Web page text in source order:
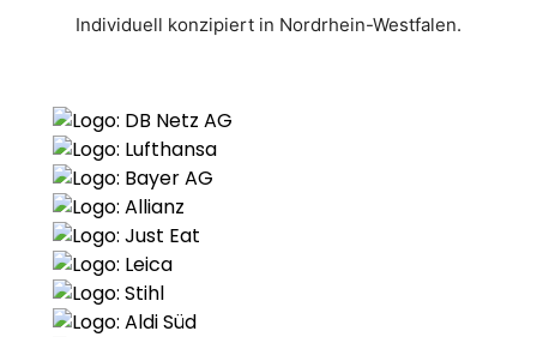
Individuell konzipiert in Nordrhein-Westfalen.